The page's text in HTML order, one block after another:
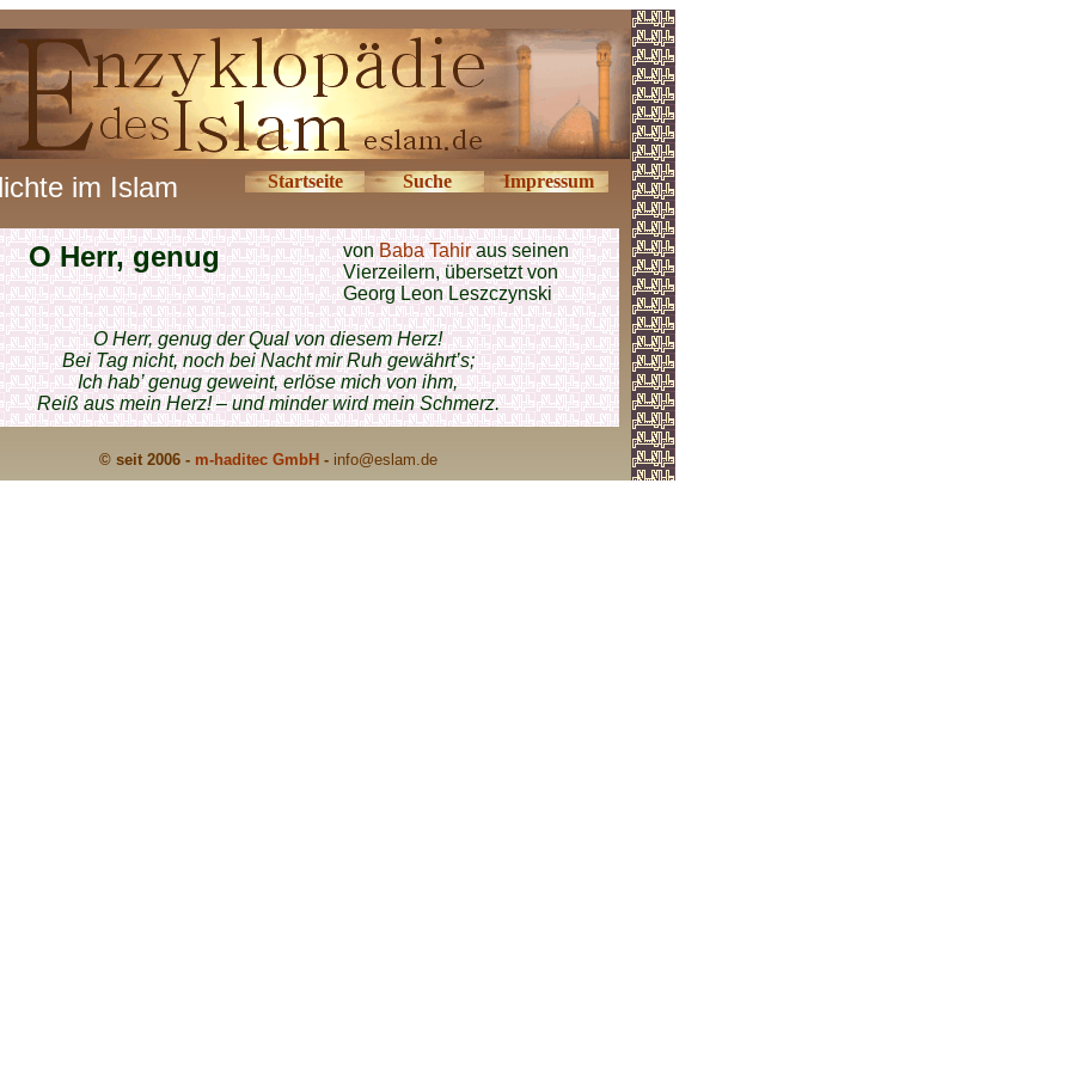
im Islam Startseite Suche Impressum
O Herr, genug vonBaba Tahiraus seinen
Vierzeilern, übersetzt von
Georg Leon Leszczynski
O Herr, genug der Qual von diesem Herz!
Bei Tag nicht, noch bei Nacht mir Ruh gewährt’s;
Ich hab’ genug geweint, erlöse mich von ihm,
Reiß aus mein Herz! – und minder wird mein Schmerz.
© seit 2006 - m-haditec GmbH - info@eslam.de